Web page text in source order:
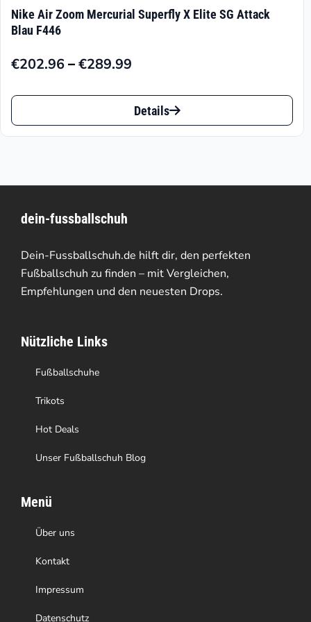
Nike Air Zoom Mercurial Superfly X Elite SG Attack
Blau F446
€202.96–€289.99
Preisspanne:
€202.96
€289.99
Dieses
Produkt
auf.
Die
Optionen
können
der
Produktseite
gewählt
werden
Details
dein-fussballschuh
Dein-Fussballschuh.de hilft dir, den perfekten
Fußballschuh zu finden – mit Vergleichen,
Empfehlungen und den neuesten Drops.
Nützliche Links
Fußballschuhe
Trikots
Hot Deals
Unser Fußballschuh Blog
Menü
Über uns
Kontakt
Impressum
Datenschutz